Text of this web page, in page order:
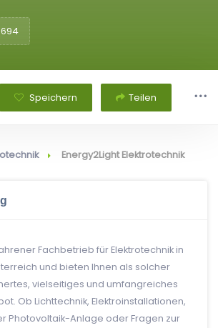
Speichern Teilen
Energy2Light Elektrotechnik
Fachbetrieb für Elektrotechnik in
und bieten Ihnen als solcher
vielseitiges und umfangreiches
Ob Lichttechnik, Elektroinstallationen,
Photovoltaik-Anlage oder Fragen zur